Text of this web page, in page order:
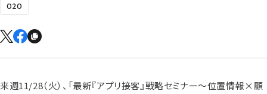
O2O
来週11/28（火）、「最新『アプリ接客』戦略セミナー～位置情報×顧